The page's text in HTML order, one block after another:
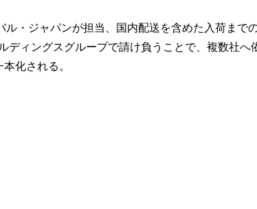
ル・ジャパンが担当、国内配送を含めた入荷まで
ディングスグループで請け負うことで、複数社へ
化される。